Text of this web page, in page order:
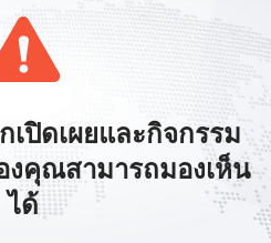
ปิดเผยและกิจกรรม
งคุณสามารถมองเห็น
ได้